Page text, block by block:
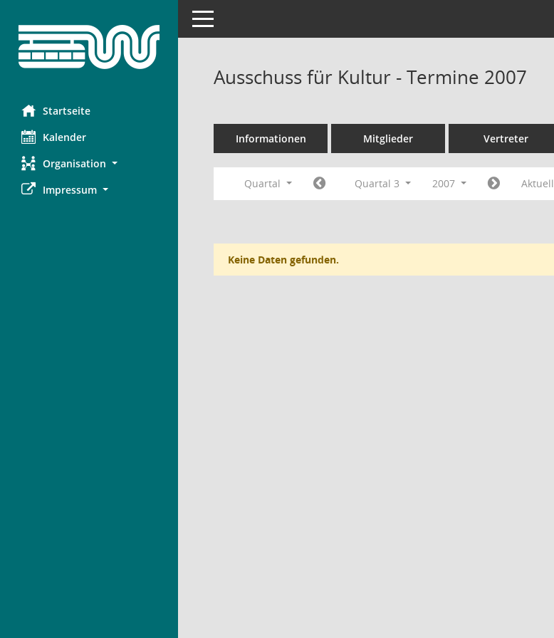
Startseite
Kalender
Organisation
Impressum
Toggle navigation
Ausschuss für Kultur - Termine 2007
Informationen Mitglieder Vertreter
Quartal Quartal 3 2007 Aktuell
Keine Daten gefunden.